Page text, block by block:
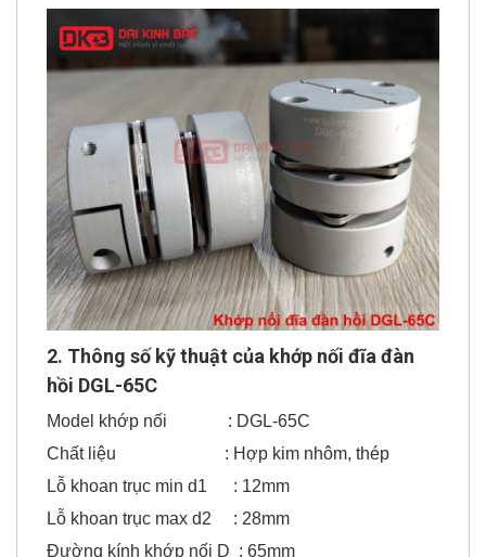
- Khoá cố định với trục bằng vít lục giác
2. Thông số kỹ thuật của khớp nối đĩa đàn
hồi DGL-65C
Model khớp nối : DGL-65C
Chất liệu : Hợp kim nhôm, thép
Lỗ khoan trục min d1 : 12mm
Lỗ khoan trục max d2 : 28mm